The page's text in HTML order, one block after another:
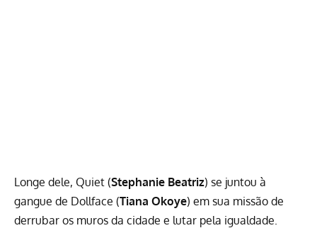
Longe dele, Quiet (Stephanie Beatriz) se juntou à
gangue de Dollface (Tiana Okoye) em sua missão de
derrubar os muros da cidade e lutar pela igualdade.